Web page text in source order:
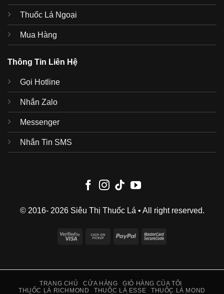
Thuốc Lá Ngoại
Mua Hàng
Thông Tin Liên Hệ
Gọi Hotline
Nhắn Zalo
Messenger
Nhắn Tin SMS
Visa
Cash
PayPal MasterCard
© 2016- 2026 Siêu Thị Thuốc Lá • All right reserved.
TRANG CHỦ CỬA HÀNG
GIỎ HÀNG CỦA TÔI
THUỐC LÁ RICHMOND
THUỐC LÁ ESSE THUỐC LÁ MOND